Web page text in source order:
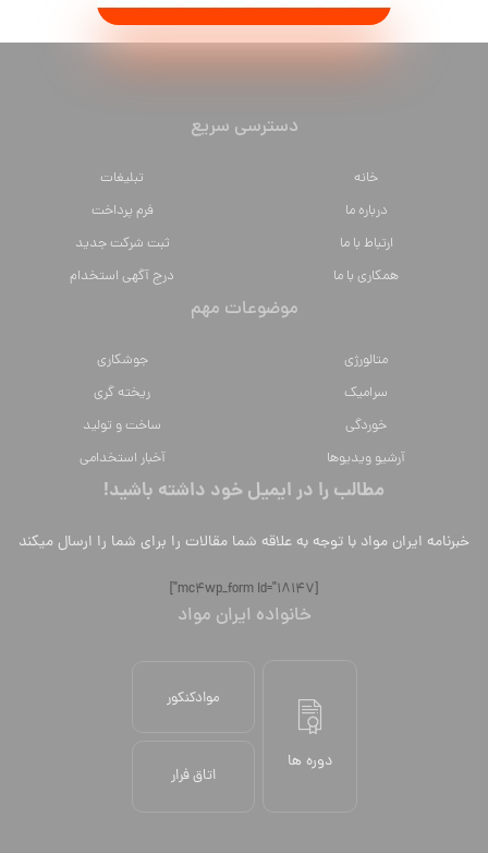
دسترسی سریع
خانه
تبلیغات
درباره ما
فرم پرداخت
ارتباط با ما
ثبت شرکت جدید
همکاری با ما
درج آگهی استخدام
موضوعات مهم
متالورژي
جوشکاری
سراميك
ریخته گری
خوردگی
ساخت و تولید
آرشیو ویدیوها
آخبار استخدامی
مطالب را در ایمیل خود داشته باشید!
خبرنامه ایران مواد با توجه به علاقه شما مقالات را برای شما را ارسال میکند
[mc4wp_form id="18147"]
خانواده ایران مواد
دوره ها
موادکنکور
اتاق فرار